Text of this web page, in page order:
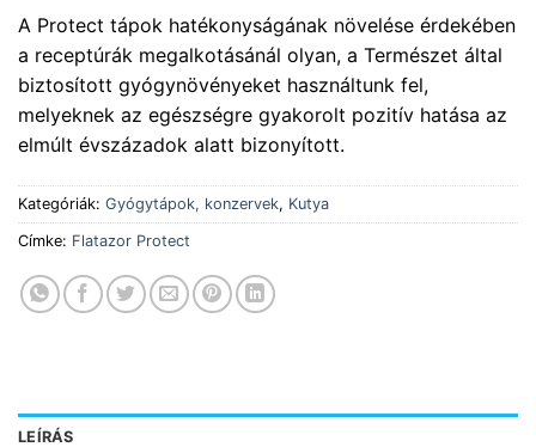
A Protect tápok hatékonyságának növelése érdekében
a receptúrák megalkotásánál olyan, a Természet által
biztosított gyógynövényeket használtunk fel,
melyeknek az egészségre gyakorolt pozitív hatása az
elmúlt évszázadok alatt bizonyított.
Kategóriák: Gyógytápok, konzervek, Kutya
Címke: Flatazor Protect
LEÍRÁS